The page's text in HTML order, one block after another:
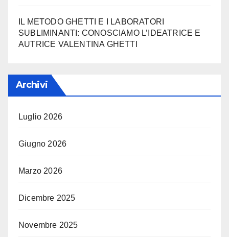
IL METODO GHETTI E I LABORATORI
SUBLIMINANTI: CONOSCIAMO L’IDEATRICE E
AUTRICE VALENTINA GHETTI
Archivi
Luglio 2026
Giugno 2026
Marzo 2026
Dicembre 2025
Novembre 2025